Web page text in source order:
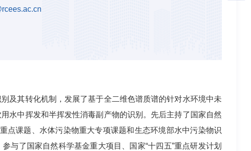
及其转化机制，发展了基于全二维色谱质谱的针对水环境中未
水中挥发和半挥发性消毒副产物的识别。先后主持了国家自然
点课题、水体污染物重大专项课题和生态环境部水中污染物识
与了国家自然科学基金重大项目、国家“十四五”重点研发计划